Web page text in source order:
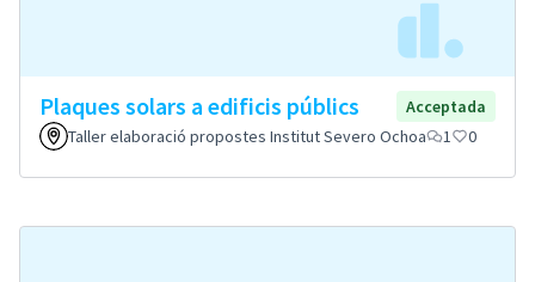
Plaques solars a edificis públics
Acceptada
Taller elaboració propostes Institut Severo Ochoa
1 0